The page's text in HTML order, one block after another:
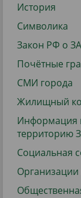
История
Символика
Закон РФ о
Почётные
СМИ города
Жилищный
Информация
территорию
Социальная
Организации